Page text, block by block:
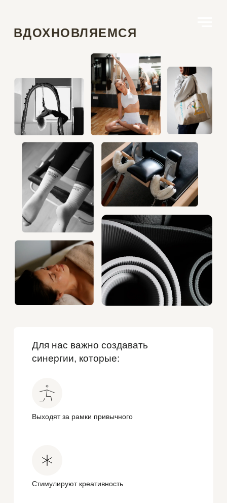
ВДОХНОВЛЯЕМСЯ
Для нас важно создавать
синергии, которые:
Выходят за рамки привычного
Стимулируют креативность